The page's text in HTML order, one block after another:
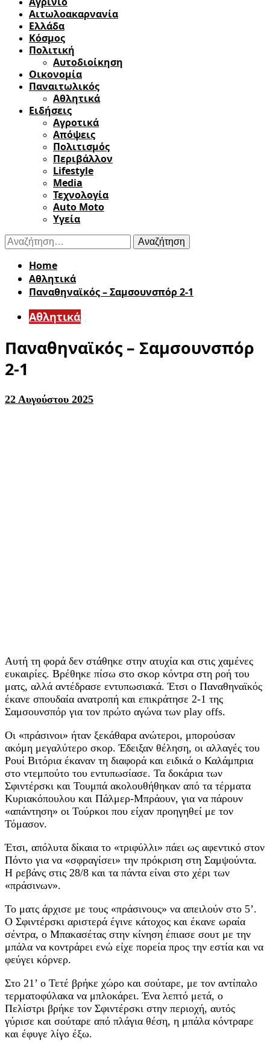
Αιτωλοακαρνανία
Ελλάδα
Κόσμος
Πολιτική
Αυτοδιοίκηση
Οικονομία
Παναιτωλικός
Αθλητικά
Ειδήσεις
Αγροτικά
Απόψεις
Πολιτισμός
Περιβάλλον
Lifestyle
Media
Τεχνολογία
Auto Moto
Υγεία
Αναζήτηση
για:
Home
Αθλητικά
Παναθηναϊκός – Σαμσουνσπόρ 2-1
Αθλητικά
Παναθηναϊκός – Σαμσουνσπόρ
2-1
22 Αυγούστου 2025
Αυτή τη φορά δεν στάθηκε στην ατυχία και στις χαμένες
ευκαιρίες. Βρέθηκε πίσω στο σκορ κόντρα στη ροή του
ματς, αλλά αντέδρασε εντυπωσιακά. Έτσι ο Παναθηναϊκός
έκανε σπουδαία ανατροπή και επικράτησε 2-1 της
Σαμσουνσπόρ για τον πρώτο αγώνα των play offs.
Οι «πράσινοι» ήταν ξεκάθαρα ανώτεροι, μπορούσαν
ακόμη μεγαλύτερο σκορ. Έδειξαν θέληση, οι αλλαγές του
Ρουί Βιτόρια έκαναν τη διαφορά και ειδικά ο Καλάμπρια
στο ντεμπούτο του εντυπωσίασε. Τα δοκάρια των
Σφιντέρσκι και Τουμπά ακολουθήθηκαν από τα τέρματα
Κυριακόπουλου και Πάλμερ-Μπράουν, για να πάρουν
«απάντηση» οι Τούρκοι που είχαν προηγηθεί με τον
Τόμασον.
Έτσι, απόλυτα δίκαια το «τριφύλλι» πάει ως αφεντικό στον
Πόντο για να «σφραγίσει» την πρόκριση στη Σαμψούντα.
Η ρεβάνς στις 28/8 και τα πάντα είναι στο χέρι των
«πράσινων».
Το ματς άρχισε με τους «πράσινους» να απειλούν στο 5’.
Ο Σφιντέρσκι αριστερά έγινε κάτοχος και έκανε ωραία
σέντρα, ο Μπακασέτας στην κίνηση έπιασε σουτ με την
μπάλα να κοντράρει ενώ είχε πορεία προς την εστία και να
φεύγει κόρνερ.
Στο 21’ ο Τετέ βρήκε χώρο και σούταρε, με τον αντίπαλο
τερματοφύλακα να μπλοκάρει. Ένα λεπτό μετά, ο
Πελίστρι βρήκε τον Σφιντέρσκι στην περιοχή, αυτός
γύρισε και σούταρε από πλάγια θέση, η μπάλα κόντραρε
και έφυγε λίγο έξω.